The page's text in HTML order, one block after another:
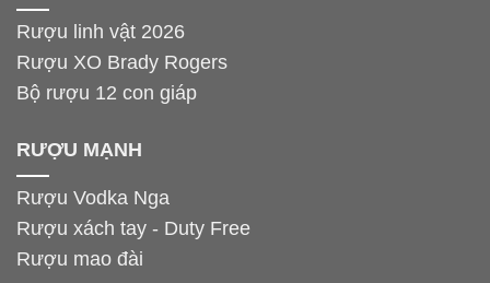
Rượu linh vật 2026
Rượu XO Brady Rogers
Bộ rượu 12 con giáp
RƯỢU MẠNH
Rượu Vodka Nga
Rượu xách tay - Duty Free
Rượu mao đài